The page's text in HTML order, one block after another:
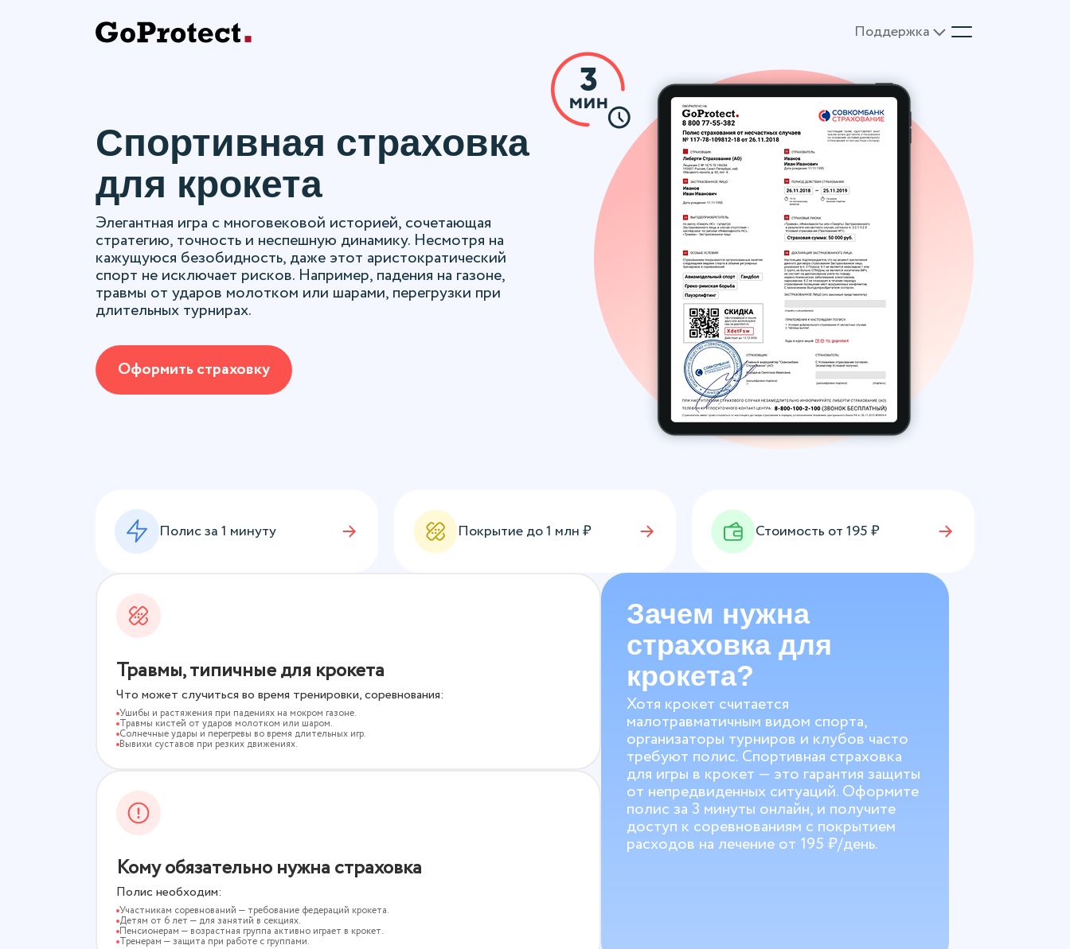
Поддержка
Спортивная страховка
для крокета
Элегантная игра с многовековой историей, сочетающая
стратегию, точность и неспешную динамику. Несмотря на
кажущуюся безобидность, даже этот аристократический
спорт не исключает рисков. Например, падения на газоне,
травмы от ударов молотком или шарами, перегрузки при
длительных турнирах.
Оформить страховку
Полис за 1 минуту Покрытие до1 млн ₽ Стоимость от195₽
Травмы, типичные для крокета
Что может случиться во время тренировки, соревнования:
Ушибы и растяжения при падениях на мокром газоне.
Травмы кистей от ударов молотком или шаром.
Солнечные удары и перегревы во время длительных игр.
Вывихи суставов при резких движениях.
Кому обязательно нужна страховка
Полис необходим:
Участникам соревнований — требование федераций крокета.
Детям от 6 лет — для занятий в секциях.
Пенсионерам — возрастная группа активно играет в крокет.
Тренерам — защита при работе с группами.
Зачем нужна
страховка для
крокета?
Хотя крокет считается
малотравматичным видом спорта,
организаторы турниров и клубов часто
требуют полис. Спортивная страховка
для игры в крокет — это гарантия защиты
от непредвиденных ситуаций. Оформите
полис за 3 минуты онлайн, и получите
доступ к соревнованиям с покрытием
расходов на лечение от 195 ₽/день.